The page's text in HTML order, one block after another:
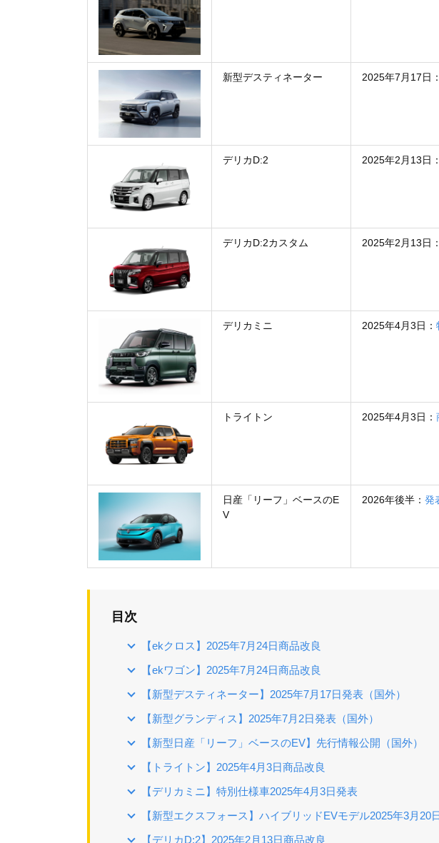
新型デスティネーター 2025年7月17日：
デリカD:2 2025年2月13日：
デリカD:2カスタム 2025年2月13日：
デリカミニ 2025年4月3日：
トライトン 2025年4月3日：
日産「リーフ」ベースのE
V
2026年後半： 発
目次
【ekクロス】2025年7月24日商品改良
【ekワゴン】2025年7月24日商品改良
【新型デスティネーター】2025年7月17日発表（国外）
【新型グランディス】2025年7月2日発表（国外）
【新型日産「リーフ」ベースのEV】先行情報公開（国外）
【トライトン】2025年4月3日商品改良
【デリカミニ】特別仕様車2025年4月3日発表
【新型エクスフォース】ハイブリッドEVモデル2025年3月20
【デリカD:2】2025年2月13日商品改良